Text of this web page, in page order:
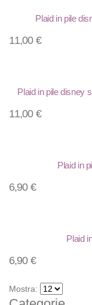
Plaid in pile
11,00 €
Plaid in pile disney
11,00 €
Plaid in
6,90 €
Plaid
6,90 €
Mostra: